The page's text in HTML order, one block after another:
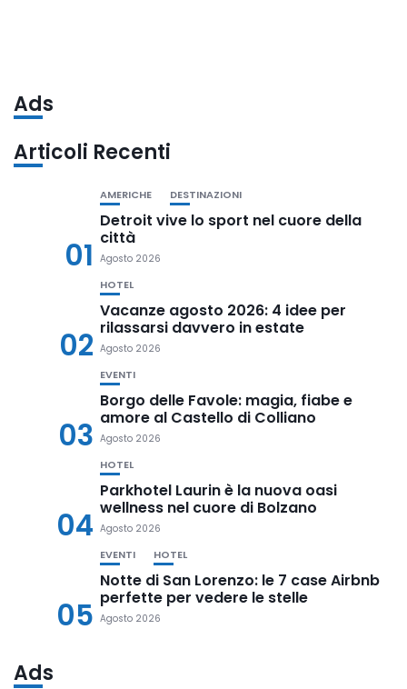
Ads
Articoli Recenti
01
AMERICHE DESTINAZIONI
Detroit vive lo sport nel cuore della
città
Agosto 2026
02
HOTEL
Vacanze agosto 2026: 4 idee per
rilassarsi davvero in estate
Agosto 2026
03
EVENTI
Borgo delle Favole: magia, fiabe e
amore al Castello di Colliano
Agosto 2026
04
HOTEL
Parkhotel Laurin è la nuova oasi
wellness nel cuore di Bolzano
Agosto 2026
05
EVENTI HOTEL
Notte di San Lorenzo: le 7 case Airbnb
perfette per vedere le stelle
Agosto 2026
Ads